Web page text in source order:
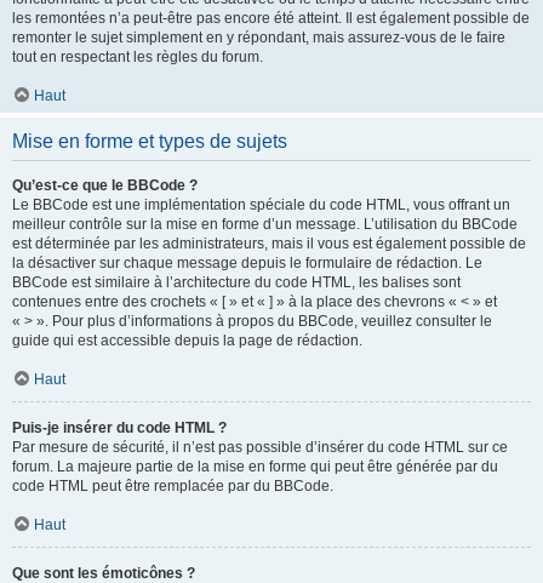
les remontées n’a peut-être pas encore été atteint. Il est également possible de
remonter le sujet simplement en y répondant, mais assurez-vous de le faire
tout en respectant les règles du forum.
Haut
Mise en forme et types de sujets
Qu’est-ce que le BBCode ?
Le BBCode est une implémentation spéciale du code HTML, vous offrant un
meilleur contrôle sur la mise en forme d’un message. L’utilisation du BBCode
est déterminée par les administrateurs, mais il vous est également possible de
la désactiver sur chaque message depuis le formulaire de rédaction. Le
BBCode est similaire à l’architecture du code HTML, les balises sont
contenues entre des crochets « [ » et « ] » à la place des chevrons « < » et
« > ». Pour plus d’informations à propos du BBCode, veuillez consulter le
guide qui est accessible depuis la page de rédaction.
Haut
Puis-je insérer du code HTML ?
Par mesure de sécurité, il n’est pas possible d’insérer du code HTML sur ce
forum. La majeure partie de la mise en forme qui peut être générée par du
code HTML peut être remplacée par du BBCode.
Haut
Que sont les émoticônes ?